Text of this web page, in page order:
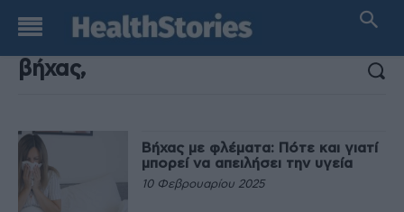
ΑΠΟΤΕΛΕΣΜΑΤΑ ΑΝΑΖΗΤΗΣΗΣ:
Βήχας με φλέματα: Πότε και γιατί
μπορεί να απειλήσει την υγεία
10 Φεβρουαρίου 2025